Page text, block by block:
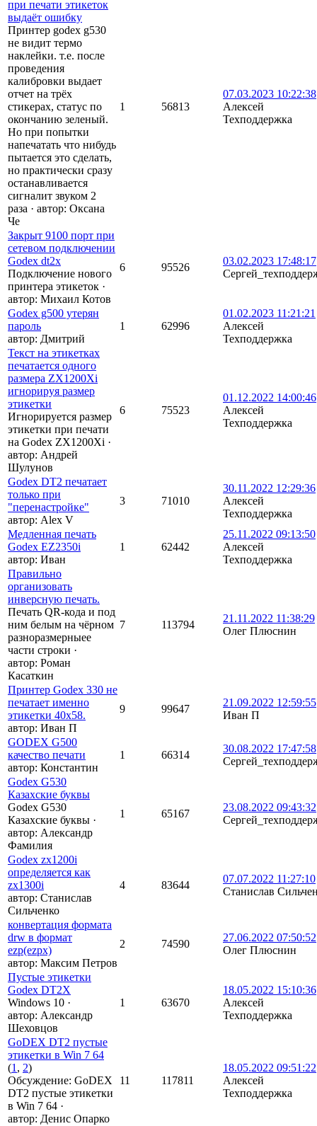
при печати этикеток
выдаёт ошибку
Принтер godex g530
не видит термо
наклейки. т.е. после
проведения
калибровки выдает
отчет на трёх
стикерах, статус по
окончанию зеленый.
Но при попытки
напечатать что нибудь
пытается это сделать,
но практически сразу
останавливается
сигналит звуком 2
раза · автор: Оксана
Че
1 56813
07.03.2023 10:22:38
Алексей
Техподдержка
Закрыт 9100 порт при
сетевом подключении
Godex dt2x
Подключение нового
принтера этикеток ·
автор: Михаил Котов
6 95526
03.02.2023 17:48:17
Godex g500 утерян
пароль
автор: Дмитрий
1 62996
01.02.2023 11:21:21
Алексей
Техподдержка
Текст на этикетках
печатается одного
размера ZX1200Xi
игнорируя размер
этикетки
Игнорируется размер
этикетки при печати
на Godex ZX1200Xi ·
автор: Андрей
Шулунов
6 75523
01.12.2022 14:00:46
Алексей
Техподдержка
Godex DT2 печатает
только при
"перенастройке"
автор: Alex V
3 71010
30.11.2022 12:29:36
Алексей
Техподдержка
Медленная печать
Godex EZ2350i
автор: Иван
1 62442
25.11.2022 09:13:50
Алексей
Техподдержка
Правильно
организовать
инверсную печать.
Печать QR-кода и под
ним белым на чёрном
разноразмерныее
части строки ·
автор: Роман
Касаткин
7 113794
21.11.2022 11:38:29
Олег Плюснин
Принтер Godex 330 не
печатает именно
этикетки 40х58.
автор: Иван П
9 99647
21.09.2022 12:59:55
Иван П
GODEX G500
качество печати
автор: Константин
1 66314
30.08.2022 17:47:58
Godex G530
Казахские буквы
Godex G530
Казахские буквы ·
автор: Александр
Фамилия
1 65167
23.08.2022 09:43:32
Godex zx1200i
определяется как
zx1300i
автор: Станислав
Сильченко
4 83644
07.07.2022 11:27:10
Станислав
конвертация формата
drw в формат
ezp(ezpx)
автор: Максим Петров
2 74590
27.06.2022 07:50:52
Олег Плюснин
Пустые этикетки
Godex DT2X
Windows 10 ·
автор: Александр
Шеховцов
1 63670
18.05.2022 15:10:36
Алексей
Техподдержка
GoDEX DT2 пустые
этикетки в Win 7 64
(1 , 2)
Обсуждение: GoDEX
DT2 пустые этикетки
в Win 7 64 ·
автор: Денис Опарко
11 117811
18.05.2022 09:51:22
Алексей
Техподдержка